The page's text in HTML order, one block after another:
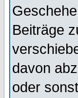
Beiträge
davon
oder